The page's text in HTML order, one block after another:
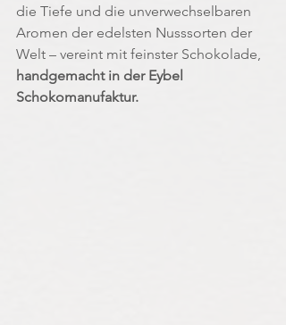
die Tiefe und die unverwechselbaren
Aromen der edelsten Nusssorten der
Welt – vereint mit feinster Schokolade,
handgemacht in der Eybel
Schokomanufaktur.